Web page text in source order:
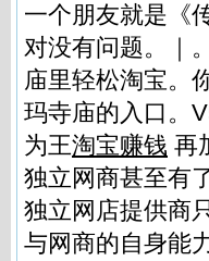
一个朋友就是《
对没有问题。｜
庙里轻松淘宝。
玛寺庙的入口。
为王淘宝赚钱 再
独立网商甚至有
独立网店提供商
与网商的自身能